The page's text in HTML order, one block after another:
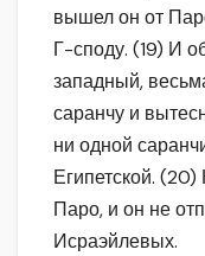
вышел он от
Г-споду. (19) И
западный,
саранчу и
ни одной
Египетской.
Паро, и он не
Исраэйлевых.